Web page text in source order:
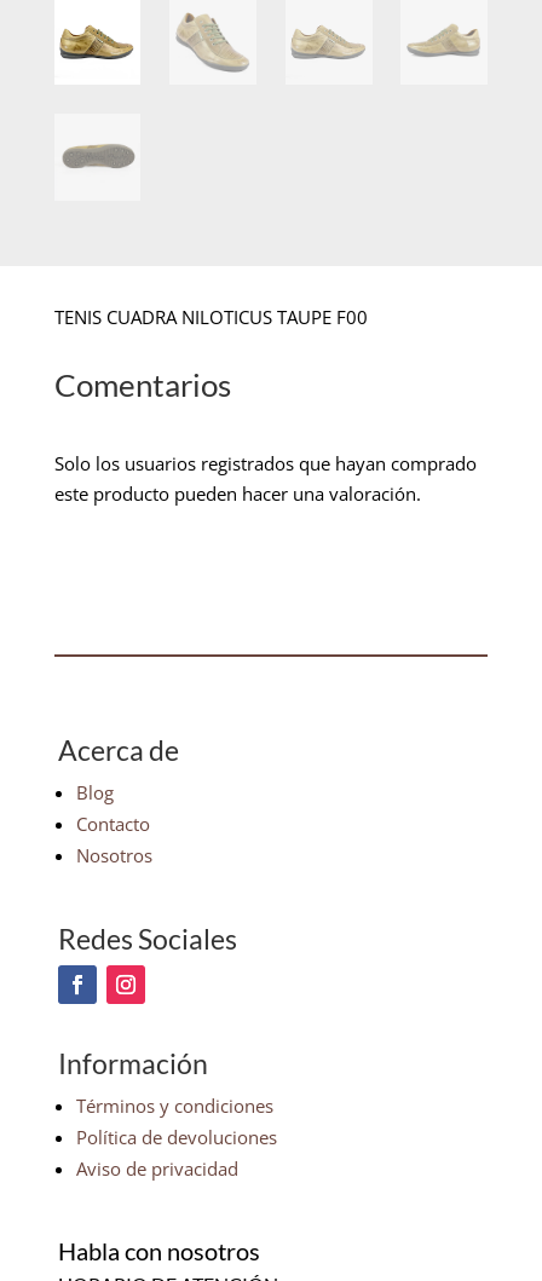
TENIS CUADRA NILOTICUS TAUPE F00
Comentarios
Solo los usuarios registrados que hayan comprado
este producto pueden hacer una valoración.
Acerca de
Blog
Contacto
Nosotros
Redes Sociales
Información
Términos y condiciones
Política de devoluciones
Aviso de privacidad
Habla con nosotros